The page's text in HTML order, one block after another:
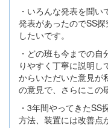
・いろんな発表を聞
発表があったのでSS
したいです。
・どの班も今までの
りやすく丁寧に説明し
からいただいた意見が
の意見で、さらにこの
・3年間やってきた
方法、装置には改善点